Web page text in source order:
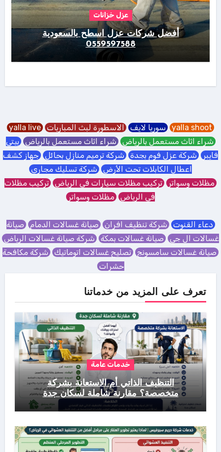
عزل خزانات
أفضل شركات عزل اسطح بالسعودية
0559597588
yalla shoot سوريا لايف الاسطورة لبث المباريات yalla live
شراء اثاث مستعمل بالرياض شراء اثاث مستعمل بالرياض بيتي
فايبر شركة عزل فوم بجدة شركة ترميم منازل بحائل جهاز كشف
اعطال الكابلات تحت الأرض شركة تسليك مجاري
مظلات وسواتر تركيب مظلات سيارات في الرياض تركيب مظلات
في الرياض مظلات وسواتر
دعاء القنوت شركة تنظيف افران صيانة غسالات الدمام صيانة
غسالات ال جي صيانة غسالات بمكة شركة صيانة غسالات الرياض
صيانة غسالات سامسونج تصليح غسالات اتوماتيك شركة مكافحة
حشرات
تعرف على المزيد من خدماتنا
خدمات عامة
التنظيف الذاتي أم الاستعانة بشركة
متخصصة؟ مقارنة شاملة لسكان جدة